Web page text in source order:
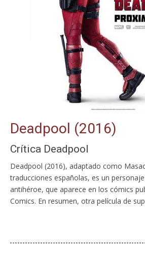
Deadpool (2016)
Crítica Deadpool
Deadpool (2016), adaptado como
traducciones españolas, es un
antihéroe, que aparece en los cómics
Comics. En resumen, otra película de